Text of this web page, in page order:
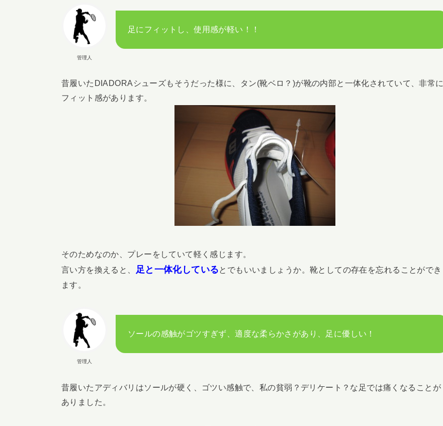
管理人
足にフィットし、使用感が軽い！！
昔履いたDIADORAシューズもそうだった様に、タン(靴ベロ？)が靴の内部と一体化されていて、非常に
フィット感があります。
そのためなのか、プレーをしていて軽く感じます。
言い方を換えると、 足と一体化しているとでもいいましょうか。靴としての存在を忘れることができ
ます。
管理人
ソールの感触がゴツすぎず、適度な柔らかさがあり、足に優しい！
昔履いたアディバリはソールが硬く、ゴツい感触で、私の貧弱？デリケート？な足では痛くなることが
ありました。